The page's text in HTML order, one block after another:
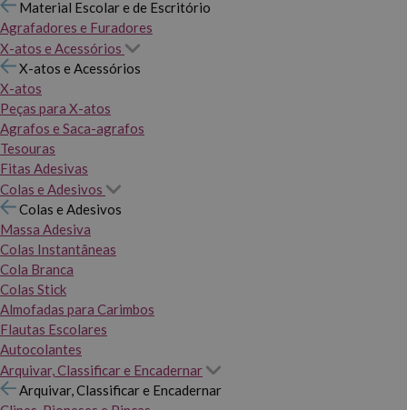
Material Escolar e de Escritório
Agrafadores e Furadores
X-atos e Acessórios
X-atos e Acessórios
X-atos
Peças para X-atos
Agrafos e Saca-agrafos
Tesouras
Fitas Adesivas
Colas e Adesivos
Colas e Adesivos
Massa Adesiva
Colas Instantâneas
Cola Branca
Colas Stick
Almofadas para Carimbos
Flautas Escolares
Autocolantes
Arquivar, Classificar e Encadernar
Arquivar, Classificar e Encadernar